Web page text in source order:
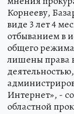
Корнееву,
виде 3 лет 4
отбыванием в
общего
лишены права
Интернет», -
областной